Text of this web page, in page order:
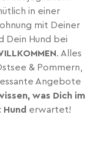
in einer
mit Deiner
Dein Hund bei
. Alles
& Pommern,
Angebote
was Dich im
erwartet!